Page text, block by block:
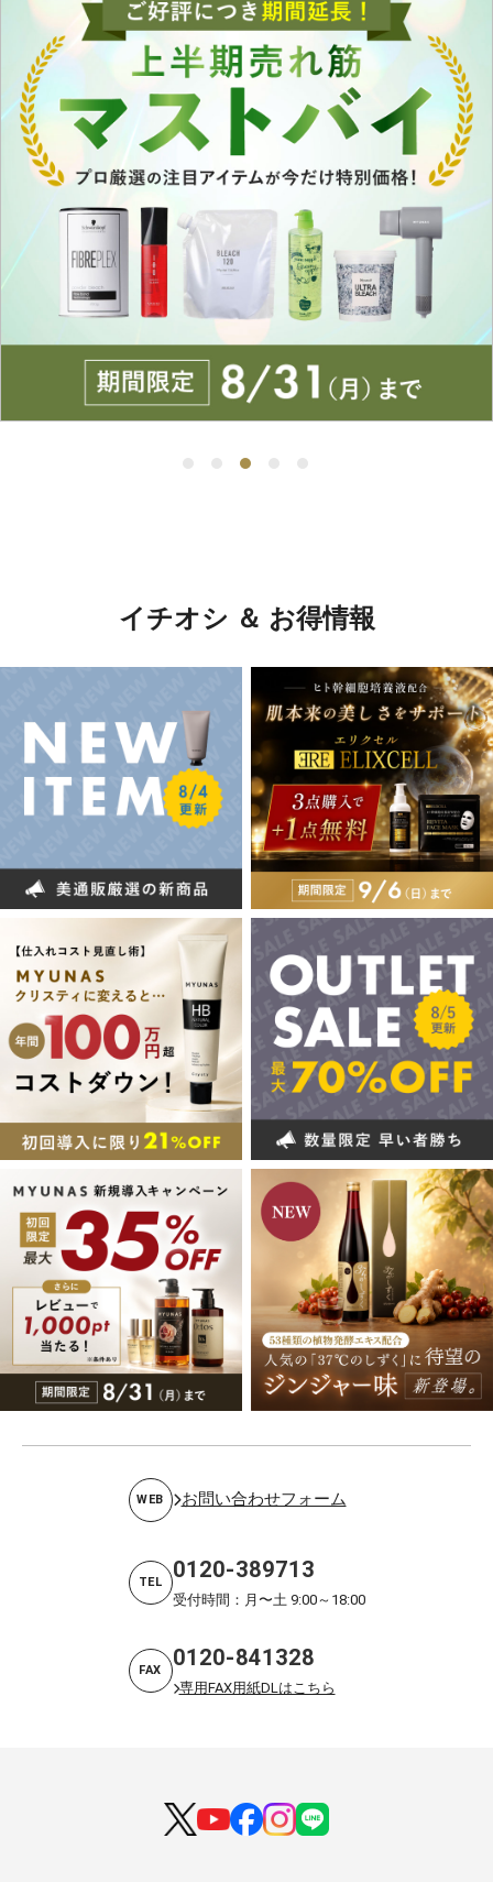
イチオシ ＆ お得情報
WEB お問い合わせフォーム
TEL 0120-389713
受付時間：月〜土 9:00～18:00
FAX 0120-841328
専用FAX用紙DLはこちら